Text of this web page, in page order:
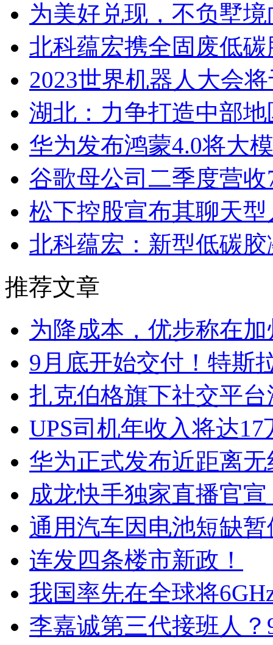
为美好兑现，不负墅
北科蕴宏携全固废低
2023世界机器人大会
湖北：力争打造中部
华为发布鸿蒙4.0将大
谷歌母公司二季度营
松下控股宣布其聊天
北科蕴宏：新型低碳
推荐文章
为降成本，优步称在
9月底开始交付！特斯
扎克伯格旗下社交平
UPS司机年收入将达
华为正式发布近距离
成龙快手独家直播官
通用汽车因电池短缺
连发四条楼市新政！
我国率先在全球将
李嘉诚第三代接班人